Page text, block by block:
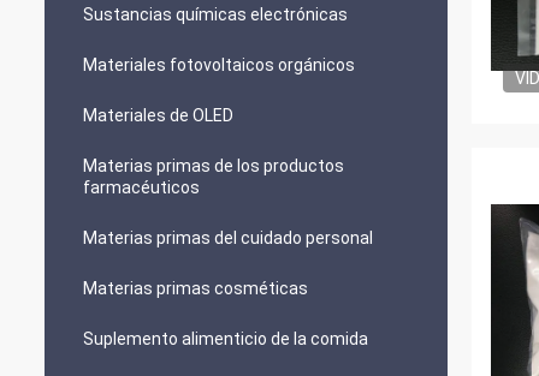
Sustancias químicas electrónicas
Materiales fotovoltaicos orgánicos
Materiales de OLED
Materias primas de los productos
farmacéuticos
Materias primas del cuidado personal
Materias primas cosméticas
Suplemento alimenticio de la comida